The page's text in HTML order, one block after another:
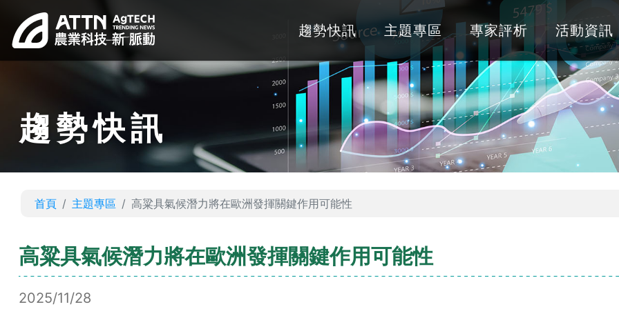
趨勢快訊 主題專區 專家評析 活動資訊
趨勢快訊
首頁 主題專區 高粱具氣候潛力將在歐洲發揮關鍵作用可能性
高粱具氣候潛力將在歐洲發揮關鍵作用可能性
2025/11/28